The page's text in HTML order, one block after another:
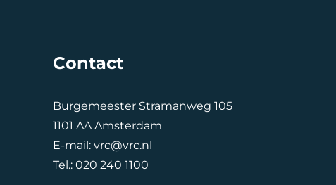
Contact
Burgemeester Stramanweg 105
1101 AA Amsterdam
E-mail:vrc@vrc.nl
Tel.:020 240 1100